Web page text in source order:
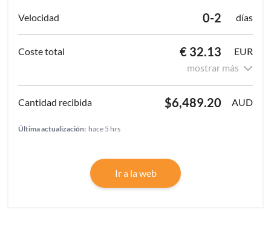
0-2 días
€ 32.13
EUR
mostrar más
$6,489.20 AUD
Última actualización: hace 5 hrs
Ir a la web